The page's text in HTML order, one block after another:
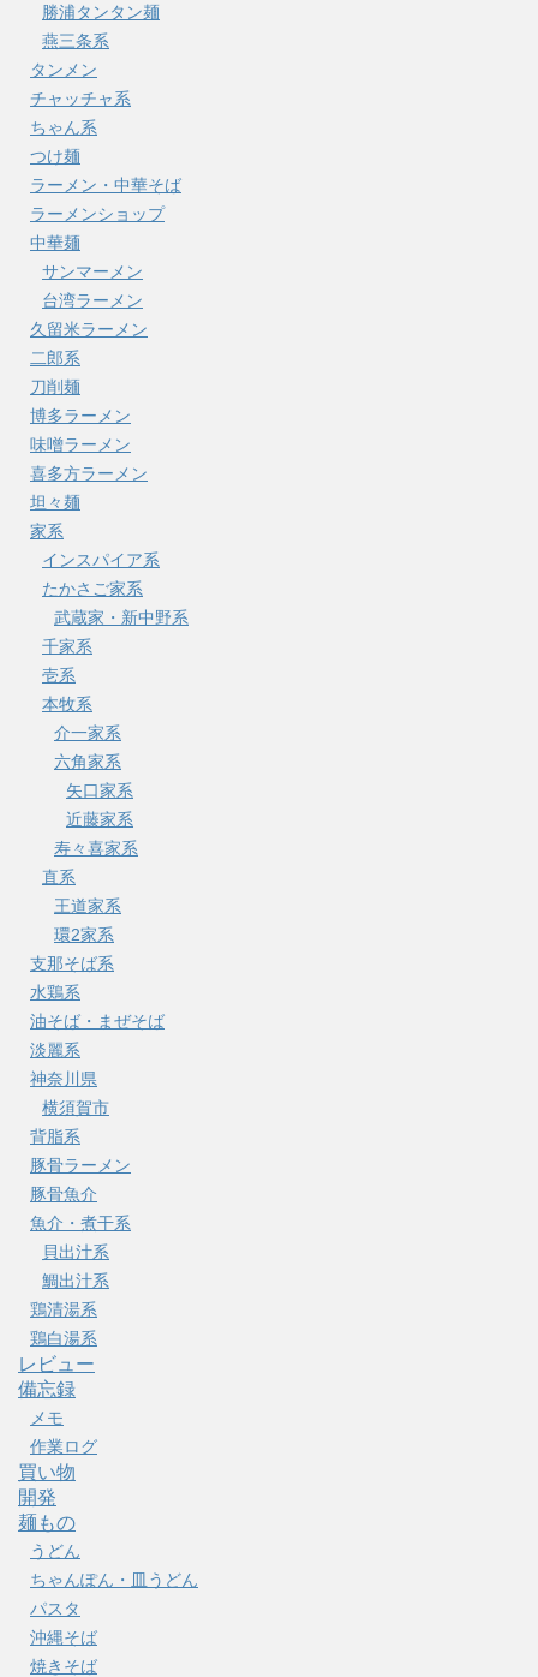
勝浦タンタン麺
燕三条系
タンメン
チャッチャ系
ちゃん系
つけ麺
ラーメン・中華そば
ラーメンショップ
中華麺
サンマーメン
台湾ラーメン
久留米ラーメン
二郎系
刀削麺
博多ラーメン
味噌ラーメン
喜多方ラーメン
坦々麺
家系
インスパイア系
たかさご家系
武蔵家・新中野系
千家系
壱系
本牧系
介一家系
六角家系
矢口家系
近藤家系
寿々喜家系
直系
王道家系
環2家系
支那そば系
水鶏系
油そば・まぜそば
淡麗系
神奈川県
横須賀市
背脂系
豚骨ラーメン
豚骨魚介
魚介・煮干系
貝出汁系
鯛出汁系
鶏清湯系
鶏白湯系
レビュー
備忘録
メモ
作業ログ
買い物
開発
麺もの
うどん
ちゃんぽん・皿うどん
パスタ
沖縄そば
焼きそば